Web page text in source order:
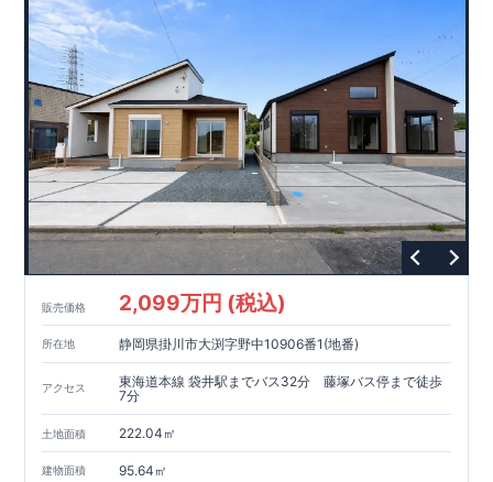
販売価格 2,099万円 (税込)
所在地 静岡県掛川市大渕字野中10906番1(地番)
アクセス
東海道本線 袋井駅までバス32分 藤塚バス停まで徒歩
7分
土地面積 222.04㎡
建物面積 95.64㎡